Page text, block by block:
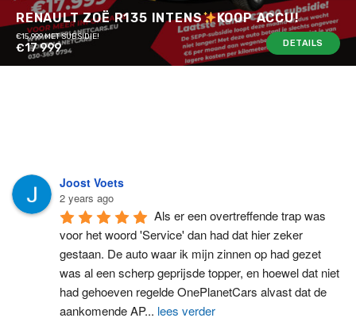
RENAULT ZOË R135 INTENS KOOP ACCU!
€15.999 MET SUBSIDIE!
€17 999 DETAILS
Joost Voets
2 years ago
Als er een overtreffende trap was
voor het woord 'Service' dan had dat hier zeker
gestaan. De auto waar ik mijn zinnen op had gezet
was al een scherp geprijsde topper, en hoewel dat niet
had gehoeven regelde OnePlanetCars alvast dat de
aankomende AP... lees verder